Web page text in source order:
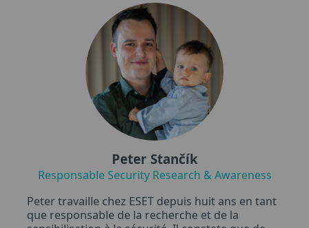
Peter Stančík
Responsable Security Research & Awareness
Peter travaille chez ESET depuis huit ans en tant
que responsable de la recherche et de la